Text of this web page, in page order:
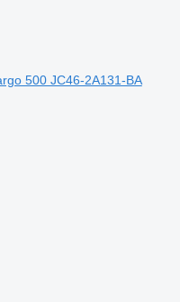
500 JC46-2A131-BA